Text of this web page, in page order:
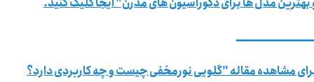
مشاهده مقاله "گلویی نورمخفی چیست و چه کاربردی دارد؟